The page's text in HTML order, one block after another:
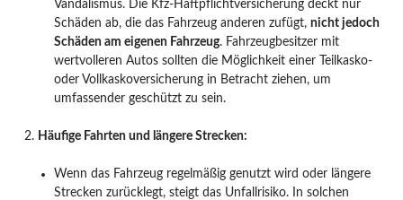
Vandalismus. Die Kfz-Haftpflichtversicherung deckt nur
Schäden ab, die das Fahrzeug anderen zufügt, nicht jedoch
Schäden am eigenen Fahrzeug. Fahrzeugbesitzer mit
wertvolleren Autos sollten die Möglichkeit einer Teilkasko-
oder Vollkaskoversicherung in Betracht ziehen, um
umfassender geschützt zu sein.
Häufige Fahrten und längere Strecken:
Wenn das Fahrzeug regelmäßig genutzt wird oder längere
Strecken zurücklegt, steigt das Unfallrisiko. In solchen